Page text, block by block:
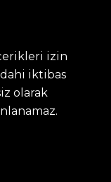
izin
iktibas
olarak